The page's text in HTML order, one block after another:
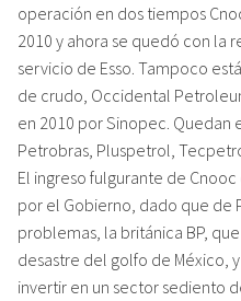
operación en dos tiempos
2010 y ahora se quedó con la
servicio de Esso. Tampoco
de crudo, Occidental
en 2010 por Sinopec. Quedan
Petrobras, Pluspetrol,
El ingreso fulgurante de
por el Gobierno, dado que de
problemas, la británica BP,
desastre del golfo de México,
invertir en un sector sediento